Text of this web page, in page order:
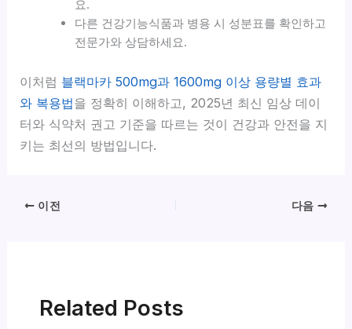
요.
다른 건강기능식품과 병용 시 성분표를 확인하고
전문가와 상담하세요.
이처럼 블랙마카 500mg과 1600mg 이상 용량별 효과
와 복용법을 정확히 이해하고, 2025년 최신 임상 데이
터와 식약처 권고 기준을 따르는 것이 건강과 안전을 지
키는 최선의 방법입니다.
이전 다음
Related Posts